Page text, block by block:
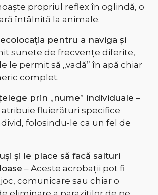
propriul reflex în oglindă, o
întâlnită la animale.
pentru a naviga și
sunete de frecvențe diferite,
le permit să „vadă” în apă chiar
complet.
prin „nume” individuale –
atribuie fluierături specifice
folosindu-le ca un fel de
și le place să facă salturi
– Aceste acrobații pot fi
comunicare sau chiar o